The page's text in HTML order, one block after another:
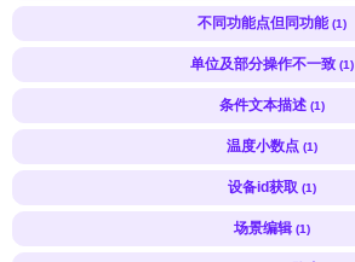
不同功能点但同功能 (1)
单位及部分操作不一致 (1)
条件文本描述 (1)
温度小数点 (1)
设备id获取 (1)
场景编辑 (1)